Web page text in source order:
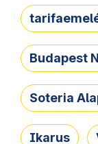
Budapest
Soteria
Ikarus